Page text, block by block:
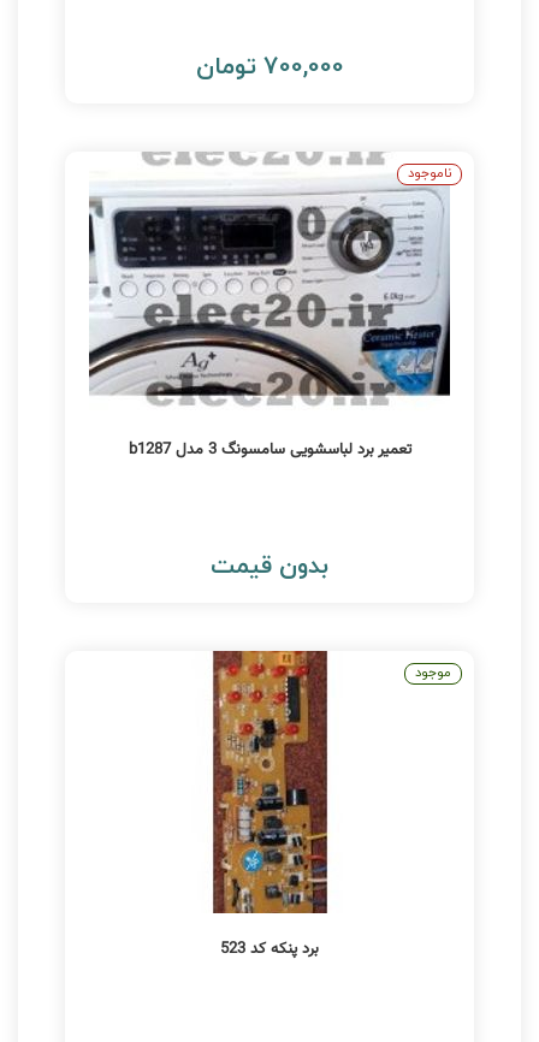
700,000 تومان
تعمیر برد لباسشویی سامسونگ 3 مدل b1287
بدون قیمت
ناموجود
برد پنکه کد 523
موجود